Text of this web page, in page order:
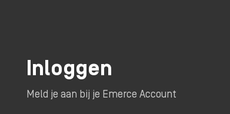
Inloggen
Meld je aan bij je Emerce Account